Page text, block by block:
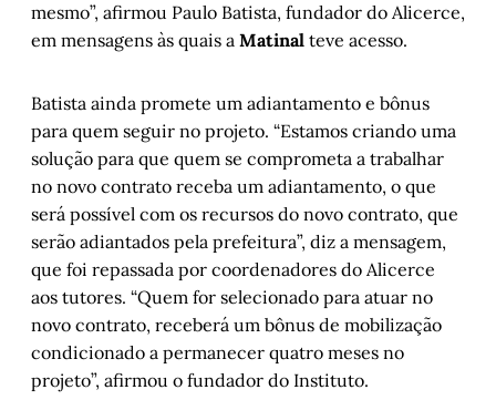
mesmo”, afirmou Paulo Batista, fundador do Alicerce,
em mensagens às quais a Matinal teve acesso.
Batista ainda promete um adiantamento e bônus
para quem seguir no projeto. “Estamos criando uma
solução para que quem se comprometa a trabalhar
no novo contrato receba um adiantamento, o que
será possível com os recursos do novo contrato, que
serão adiantados pela prefeitura”, diz a mensagem,
que foi repassada por coordenadores do Alicerce
aos tutores. “Quem for selecionado para atuar no
novo contrato, receberá um bônus de mobilização
condicionado a permanecer quatro meses no
projeto”, afirmou o fundador do Instituto.